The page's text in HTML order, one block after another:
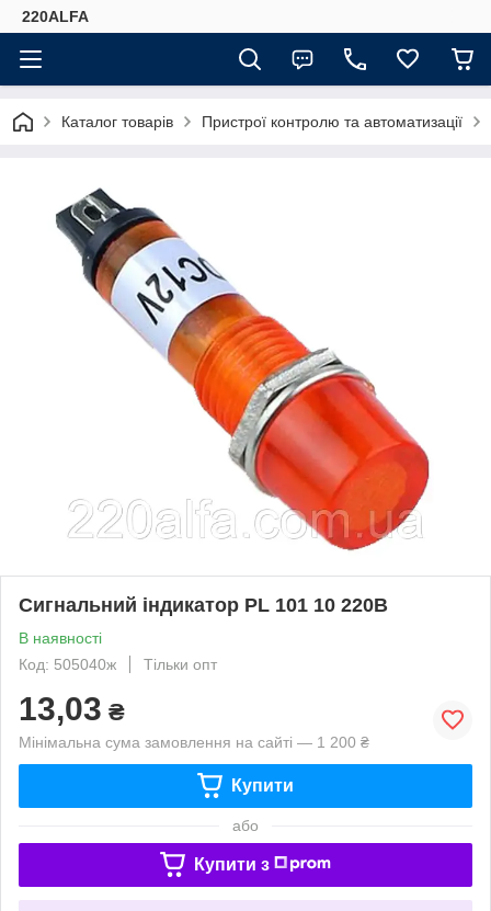
220ALFA
Каталог товарів Пристрої контролю та автоматизації
Сигнальний індикатор PL 101 10 220В
В наявності
Код: 505040ж
Тільки опт
13,03 ₴
Мінімальна сума замовлення на сайті — 1 200 ₴
Купити
або
Купити з